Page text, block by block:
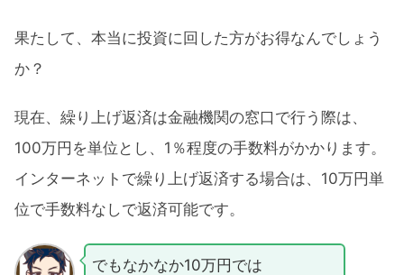
果たして、本当に投資に回した方がお得なんでしょう
か？
現在、繰り上げ返済は金融機関の窓口で行う際は、
100万円を単位とし、1％程度の手数料がかかります。
インターネットで繰り上げ返済する場合は、10万円単
位で手数料なしで返済可能です。
でもなかなか10万円では